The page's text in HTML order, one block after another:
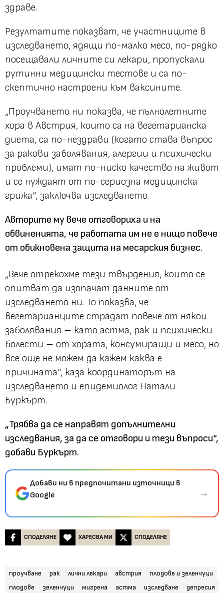
здраве.
Резултатите показват, че участниците в
изследването, ядящи по-малко месо, по-рядко
посещавали личните си лекари, пропускали
рутинни медицински тестове и са по-
скептично настроени към ваксините.
„Проучването ни показва, че пълнолетните
хора в Австрия, които са на вегетарианска
диета, са по-нездрави (когато става въпрос
за ракови заболявания, алергии и психически
проблеми), имат по-ниско качество на живот
и се нуждаят от по-сериозна медицинска
грижа“, заключва изследването.
Авторите му вече отговориха и на
обвиненията, че работата им не е нищо повече
от обикновена защита на месарския бизнес.
„Вече отрекохме тези твърдения, които се
опитват да изопачат данните от
изследването ни. То показва, че
вегетарианците страдат повече от някои
заболявания – като астма, рак и психически
болести – от хората, консумиращи и месо, но
все още не можем да кажем каква е
причината“, каза координаторът на
изследването и епидемиолог Натали
Буркърт.
„Трябва да се направят допълнителни
изследвания, за да се отговори и тези въпроси“,
добави Буркърт.
Добави ни в предпочитани източници в
Google
→
СПОДЕЛЯНЕ ХАРЕСВА МИ СПОДЕЛЯНЕ
проучване рак лични лекари австрия
плодове и зеленчуци
плодове
зеленчуци мигрена астма изследване депресия